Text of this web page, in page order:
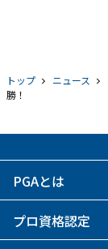
トップ ニュース
勝！
PGAとは
プロ資格認定